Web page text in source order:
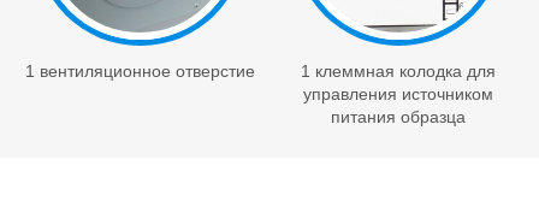
1 вентиляционное отверстие
1 клеммная колодка для
управления источником
питания образца